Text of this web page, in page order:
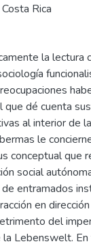
Rica
la lectura
que dé cuenta
al interior de
le
conceptual que
social
entramados
en
del
Lebenswelt.